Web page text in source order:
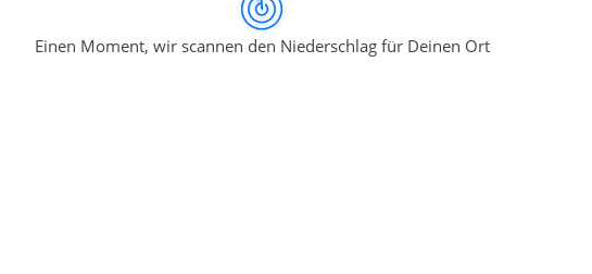
Einen Moment, wir scannen den Niederschlag für Deinen Ort